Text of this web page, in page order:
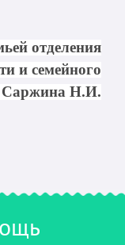
отделения
и семейного
Саржина Н.И.